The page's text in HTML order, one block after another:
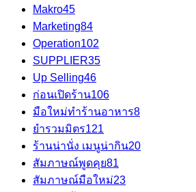
Makro45
Marketing84
Operation102
SUPPLIER35
Up Selling46
ก่อนเปิดร้าน106
มือใหม่ทำร้านอาหาร8
ยำรวมมิตร121
ร้านน่านั่ง เมนูน่ากิน20
สัมภาษณ์พูดคุย81
สัมภาษณ์มือใหม่23